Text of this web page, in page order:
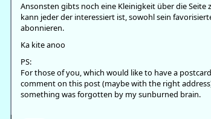
Ansonsten gibts noch eine Kleinigkeit über die
kann jeder der interessiert ist, sowohl sein
abonnieren.
Ka kite anoo
PS:
For those of you, which would like to have a
comment on this post (maybe with the right
something was forgotten by my sunburned brain.